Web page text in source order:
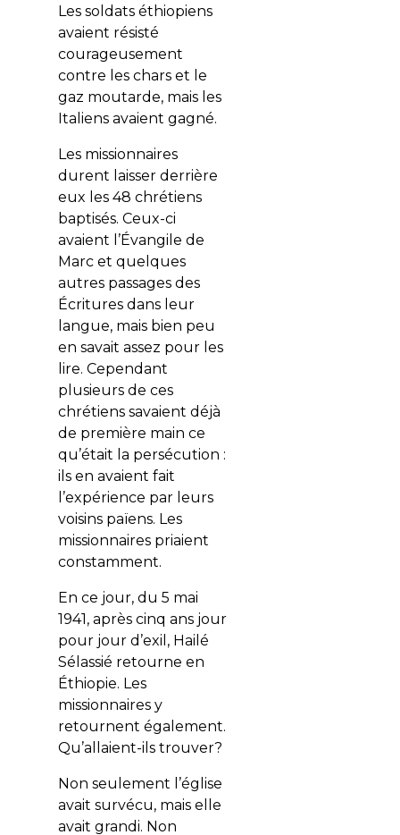
Les soldats éthiopiens
avaient résisté
courageusement
contre les chars et le
gaz moutarde, mais les
Italiens avaient gagné.
Les missionnaires
durent laisser derrière
eux les 48 chrétiens
baptisés. Ceux-ci
avaient l’Évangile de
Marc et quelques
autres passages des
Écritures dans leur
langue, mais bien peu
en savait assez pour les
lire. Cependant
plusieurs de ces
chrétiens savaient déjà
de première main ce
qu’était la persécution :
ils en avaient fait
l’expérience par leurs
voisins païens. Les
missionnaires priaient
constamment.
En ce jour, du 5 mai
1941, après cinq ans jour
pour jour d’exil, Hailé
Sélassié retourne en
Éthiopie. Les
missionnaires y
retournent également.
Qu’allaient-ils trouver?
Non seulement l’église
avait survécu, mais elle
avait grandi. Non